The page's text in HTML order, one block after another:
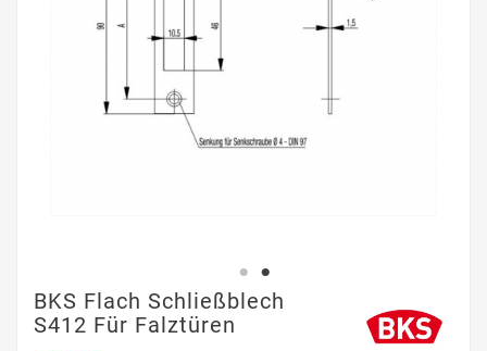
BKS Flach Schließblech
S412 Für Falztüren